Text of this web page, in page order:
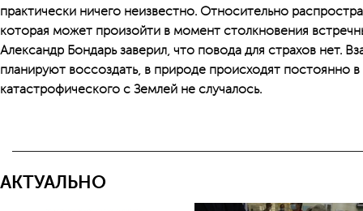
практически ничего неизвестно. Относительно
которая может произойти в момент столкновения
Александр Бондарь заверил, что повода для страхов нет.
планируют воссоздать, в природе происходят постоянно
катастрофического с Землей не случалось.
АКТУАЛЬНО